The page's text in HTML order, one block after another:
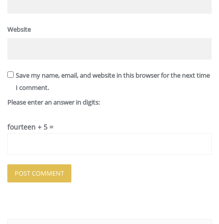
Website
Save my name, email, and website in this browser for the next time
I comment.
Please enter an answer in digits:
fourteen + 5 =